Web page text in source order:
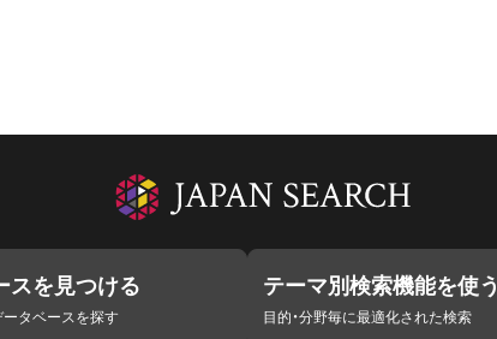
スを見つける
タベースを探す
テーマ別検索機能を使う
目的・分野毎に最適化された検索